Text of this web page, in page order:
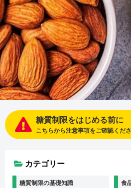
糖質制限をはじめる前に
こちらから注意事項をご確認くだ
カテゴリー
糖質制限の基礎知識 食